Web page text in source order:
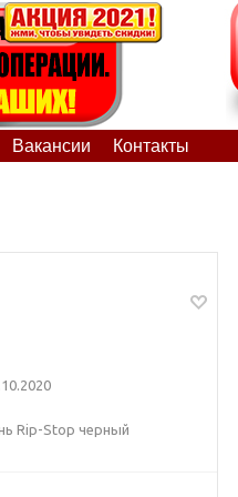
Вакансии Контакты
Rip-Stop черный